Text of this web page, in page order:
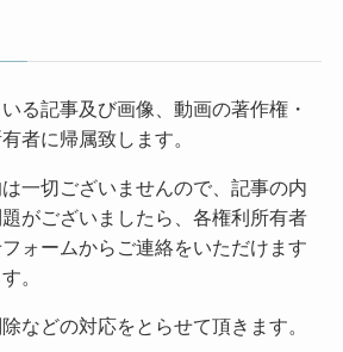
る記事及び画像、動画の著作権・
者に帰属致します。
一切ございませんので、記事の内
がございましたら、各権利所有者
ォームからご連絡をいただけます
。
などの対応をとらせて頂きます。